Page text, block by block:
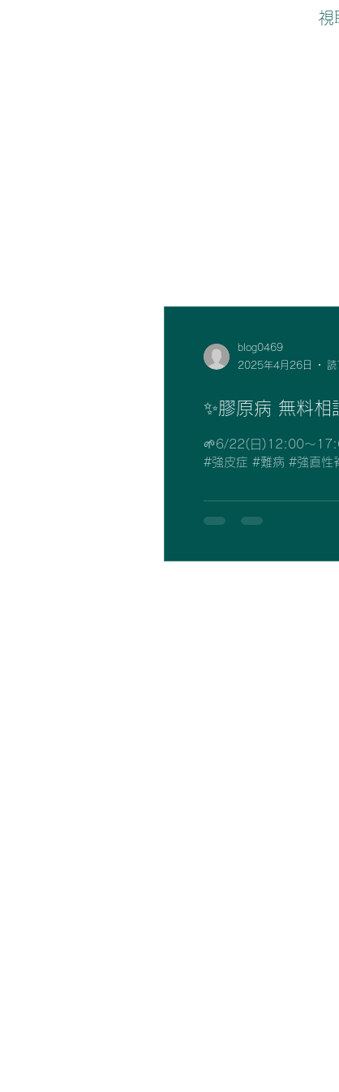
視
blog0469
2025年4月26日
読
✨膠原病 無料相
🌱6/22(日)12:00〜17:00 💻zoom /
#強皮症 #難病 #強直性